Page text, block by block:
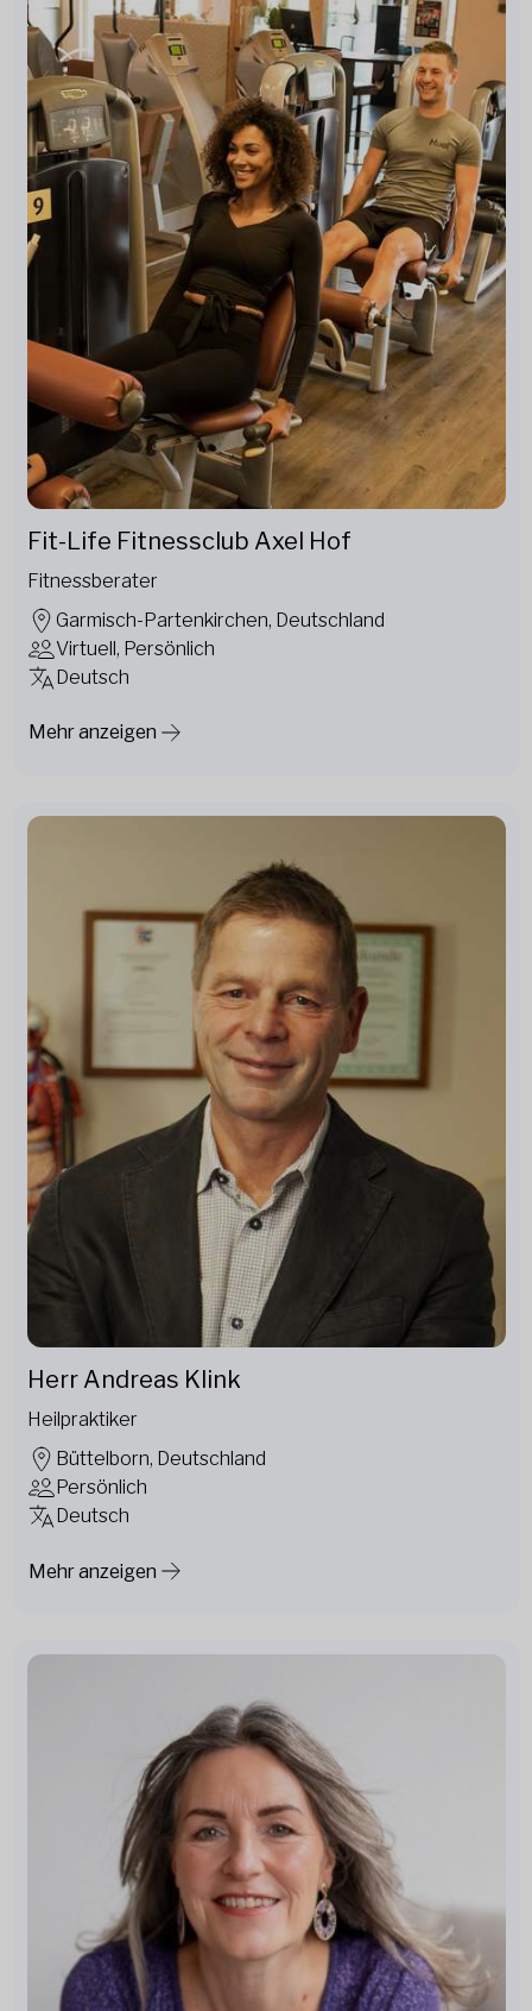
Fit-Life Fitnessclub Axel Hof
Fitnessberater
Garmisch-Partenkirchen, Deutschland
Virtuell, Persönlich
Deutsch
Mehr anzeigen
Herr Andreas Klink
Heilpraktiker
Büttelborn, Deutschland
Persönlich
Deutsch
Mehr anzeigen